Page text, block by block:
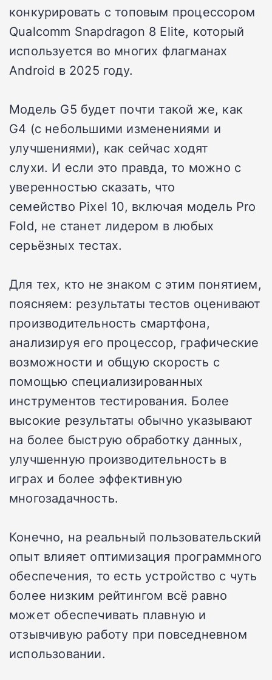
конкурировать с топовым процессором
Qualcomm Snapdragon 8 Elite, который
используется во многих флагманах
Android в 2025 году.
Модель G5 будет почти такой же, как
G4 (с небольшими изменениями и
улучшениями), как сейчас ходят
слухи. И если это правда, то можно с
уверенностью сказать, что
семейство Pixel 10, включая модель Pro
Fold, не станет лидером в любых
серьёзных тестах.
Для тех, кто не знаком с этим понятием,
поясняем: результаты тестов оценивают
производительность смартфона,
анализируя его процессор, графические
возможности и общую скорость с
помощью специализированных
инструментов тестирования. Более
высокие результаты обычно указывают
на более быструю обработку данных,
улучшенную производительность в
играх и более эффективную
многозадачность.
Конечно, на реальный пользовательский
опыт влияет оптимизация программного
обеспечения, то есть устройство с чуть
более низким рейтингом всё равно
может обеспечивать плавную и
отзывчивую работу при повседневном
использовании.